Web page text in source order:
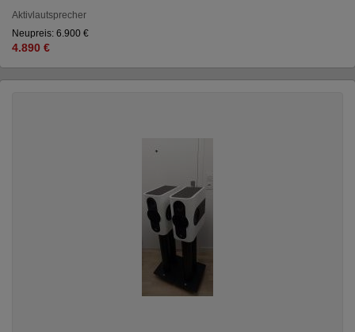
Aktivlautsprecher
Neupreis: 6.900 €
4.890 €